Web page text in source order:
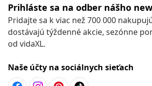
Prihláste sa na odber nášho
Pridajte sa k viac než 700 000
dostávajú týždenné akcie, sezónne
od vidaXL.
Naše účty na sociálnych sieťach